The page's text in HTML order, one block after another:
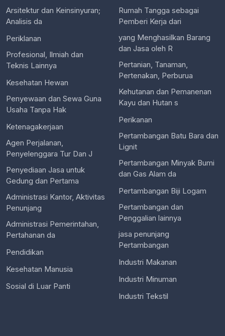
Arsitektur dan Keinsinyuran;
Analisis da
Periklanan
Profesional, Ilmiah dan
Teknis Lainnya
Kesehatan Hewan
Penyewaan dan Sewa Guna
Usaha Tanpa Hak
Ketenagakerjaan
Agen Perjalanan,
Penyelenggara Tur Dan J
Penyediaan Jasa untuk
Gedung dan Pertama
Administrasi Kantor, Aktivitas
Penunjang
Administrasi Pemerintahan,
Pertahanan da
Pendidikan
Kesehatan Manusia
Sosial di Luar Panti
Rumah Tangga sebagai
Pemberi Kerja dari
yang Menghasilkan Barang
dan Jasa oleh R
Pertanian, Tanaman,
Pertenakan, Perburua
Kehutanan dan Pemanenan
Kayu dan Hutan s
Perikanan
Pertambangan Batu Bara dan
Lignit
Pertambangan Minyak Bumi
dan Gas Alam da
Pertambangan Biji Logam
Pertambangan dan
Penggalian lainnya
jasa penunjang
Pertambangan
Industri Makanan
Industri Minuman
Industri Tekstil